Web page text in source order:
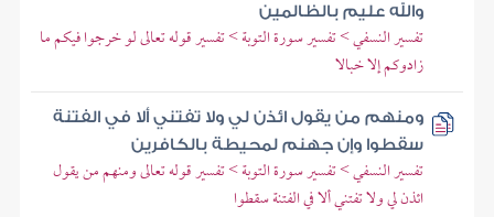
والله عليم بالظالمين
تفسير النسفي > تفسير سورة التوبة > تفسير قوله تعالى لو خرجوا فيكم ما
زادوكم إلا خبالا
ومنهم من يقول ائذن لي ولا تفتني ألا في الفتنة
سقطوا وإن جهنم لمحيطة بالكافرين
تفسير النسفي > تفسير سورة التوبة > تفسير قوله تعالى ومنهم من يقول
ائذن لي ولا تفتني ألا في الفتنة سقطوا